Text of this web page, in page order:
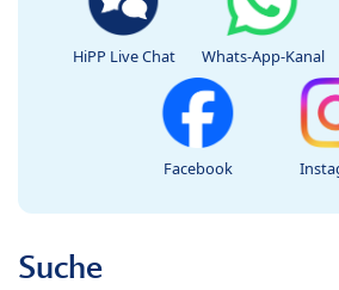
HiPP Live Chat Whats-App-Kanal
Facebook
Suche